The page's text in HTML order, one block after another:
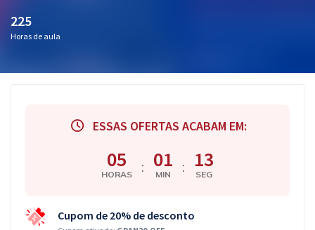
OAB
Conteúdo gratuito
Atendimento
225
Horas de aula
ESSAS OFERTAS ACABAM EM:
05
HORAS : 01
MIN : 12
SEG
Cupom de 20% de desconto